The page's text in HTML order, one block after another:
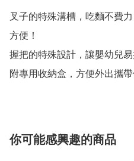
叉子的特殊溝槽，吃麵不費
方便！
握把的特殊設計，讓嬰幼兒
附專用收納盒，方便外出攜帶
你可能感興趣的商品